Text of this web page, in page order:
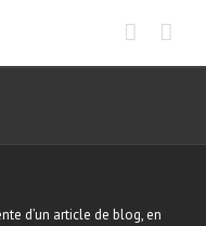
d’un article de blog, en